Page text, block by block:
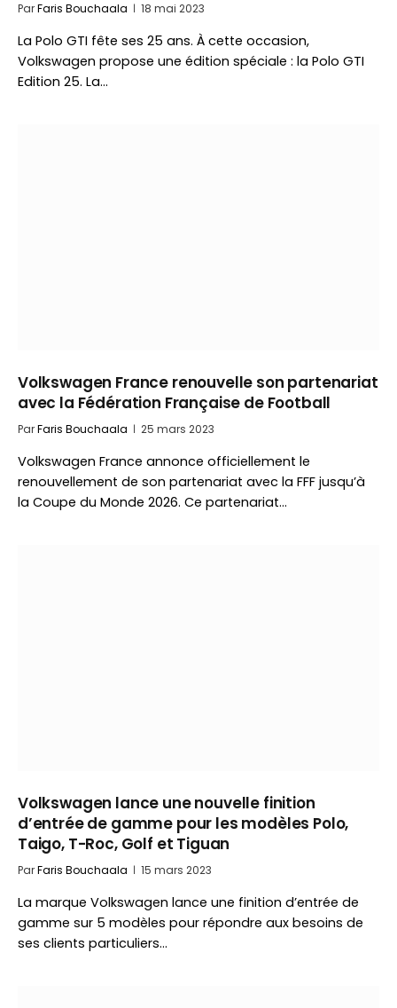
ParFaris Bouchaala 18 mai 2023
La Polo GTI fête ses 25 ans. À cette occasion,
Volkswagen propose une édition spéciale : la Polo GTI
Edition 25. La…
Volkswagen France renouvelle son partenariat
avec la Fédération Française de Football
ParFaris Bouchaala 25 mars 2023
Volkswagen France annonce officiellement le
renouvellement de son partenariat avec la FFF jusqu’à
la Coupe du Monde 2026. Ce partenariat…
Volkswagen lance une nouvelle finition
d’entrée de gamme pour les modèles Polo,
Taigo, T-Roc, Golf et Tiguan
ParFaris Bouchaala 15 mars 2023
La marque Volkswagen lance une finition d’entrée de
gamme sur 5 modèles pour répondre aux besoins de
ses clients particuliers…